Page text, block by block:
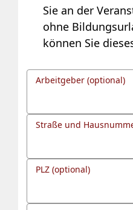
Sie an der
ohne
können Sie
Arbeitgeber (optional)
Straße und
PLZ (optional)